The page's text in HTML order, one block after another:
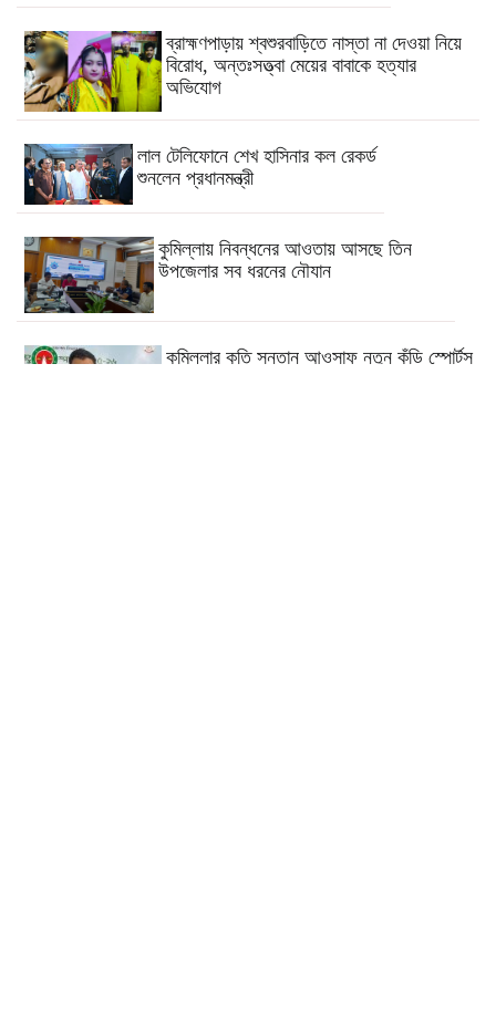
ব্রাহ্মণপাড়ায় শ্বশুরবাড়িতে নাস্তা না দেওয়া নিয়ে
বিরোধ, অন্তঃসত্ত্বা মেয়ের বাবাকে হত্যার
অভিযোগ
লাল টেলিফোনে শেখ হাসিনার কল রেকর্ড
শুনলেন প্রধানমন্ত্রী
কুমিল্লায় নিবন্ধনের আওতায় আসছে তিন
উপজেলার সব ধরনের নৌযান
কুমিল্লার কৃতি সন্তান আওসাফ নতুন কুঁড়ি স্পোর্টস